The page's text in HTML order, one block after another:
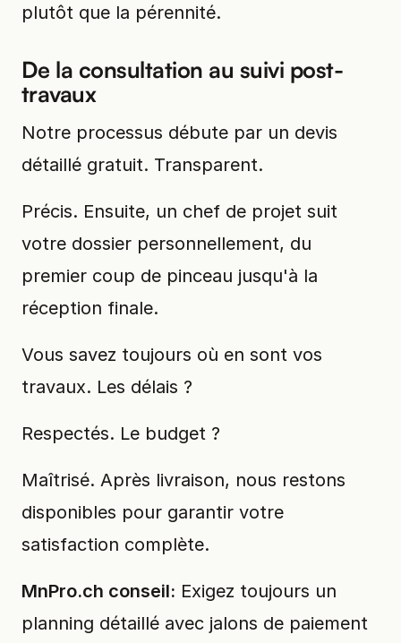
plutôt que la pérennité.
De la consultation au suivi post-
travaux
Notre processus débute par un devis
détaillé gratuit. Transparent.
Précis. Ensuite, un chef de projet suit
votre dossier personnellement, du
premier coup de pinceau jusqu'à la
réception finale.
Vous savez toujours où en sont vos
travaux. Les délais ?
Respectés. Le budget ?
Maîtrisé. Après livraison, nous restons
disponibles pour garantir votre
satisfaction complète.
MnPro.ch conseil: Exigez toujours un
planning détaillé avec jalons de paiement